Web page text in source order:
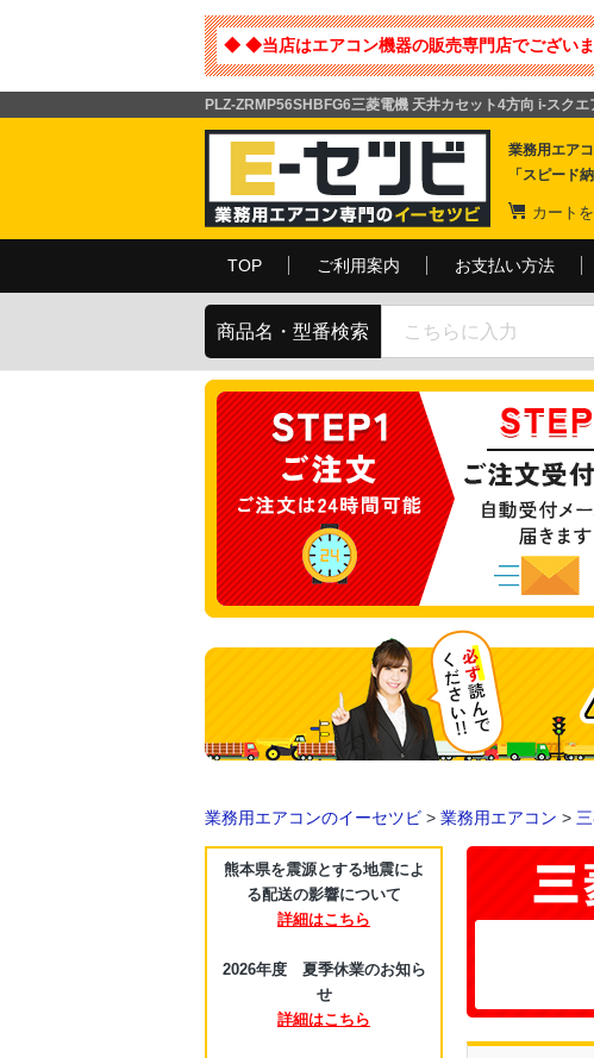
◆ ◆当店はエアコン機器の販売専門店でござい
PLZ-ZRMP56SHBFG6三菱電機 天井カセット4方向 i-スク
業務用エア
「スピード
カート
TOP ご利用案内 お支払い方法
商品名・型番検索
業務用エアコンのイーセツビ > 業務用エアコン >
熊本県を震源とする地震によ
る配送の影響について
詳細はこちら
2026年度 夏季休業のお知ら
せ
詳細はこちら